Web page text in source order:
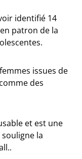
identifié 14
patron de la
issues de
des
et est une
la